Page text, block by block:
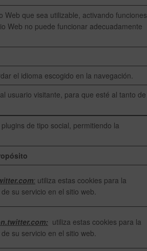
que sea utilizable, activando funciones
Web no puede funcionar adecuadamente
el idioma escogido en la navegación.
usuario visitante, para que esté al tanto de
de tipo social, permitiendo la
: utiliza estas cookies para la
su servicio en el sitio web.
utiliza estas cookies para la
su servicio en el sitio web.